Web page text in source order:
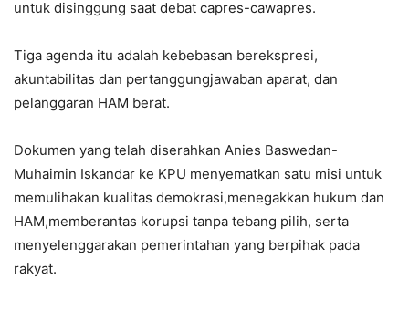
untuk disinggung saat debat capres-cawapres.
Tiga agenda itu adalah kebebasan berekspresi,
akuntabilitas dan pertanggungjawaban aparat, dan
pelanggaran HAM berat.
Dokumen yang telah diserahkan Anies Baswedan-
Muhaimin Iskandar ke KPU menyematkan satu misi untuk
memulihakan kualitas demokrasi,menegakkan hukum dan
HAM,memberantas korupsi tanpa tebang pilih, serta
menyelenggarakan pemerintahan yang berpihak pada
rakyat.